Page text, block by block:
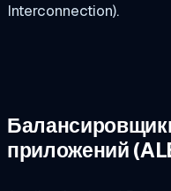
Interconnection).
приложений